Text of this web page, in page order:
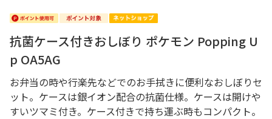
抗菌ケース付きおしぼり ポケモン Popping U
p OA5AG
お弁当の時や行楽先などでのお手拭きに便利なおしぼりセ
ット。ケースは銀イオン配合の抗菌仕様。ケースは開けや
すいツマミ付き。ケース付きで持ち運ぶ時もコンパクト。